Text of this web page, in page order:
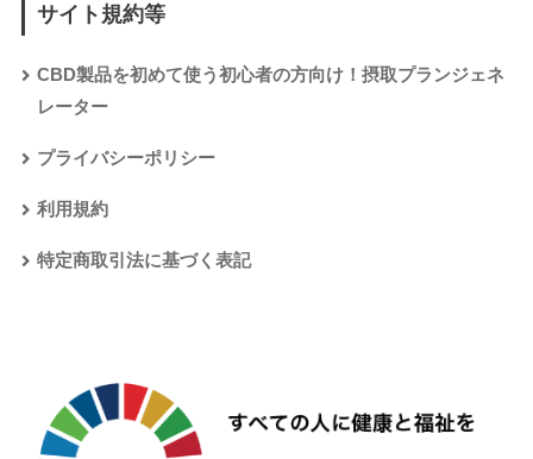
サイト規約等
CBD製品を初めて使う初心者の方向け！摂取プランジェネ
レーター
プライバシーポリシー
利用規約
特定商取引法に基づく表記